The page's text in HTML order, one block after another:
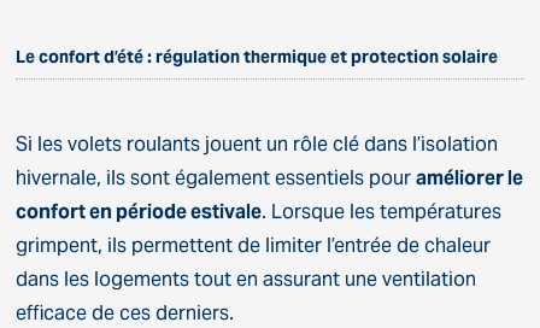
Le confort d’été : régulation thermique et protection solaire
Si les volets roulants jouent un rôle clé dans l’isolation
hivernale, ils sont également essentiels pouraméliorer le
confort en période estivale. Lorsque les températures
grimpent, ils permettent de limiter l’entrée de chaleur
dans les logements tout en assurant une ventilation
efficace de ces derniers.